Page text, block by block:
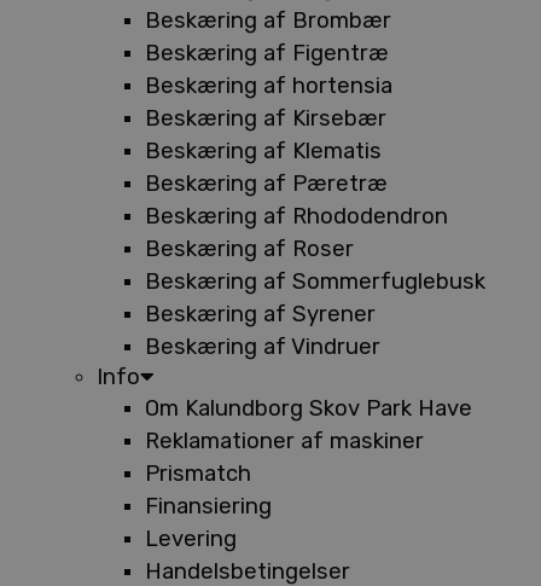
Beskæring af Brombær
Beskæring af Figentræ
Beskæring af hortensia
Beskæring af Kirsebær
Beskæring af Klematis
Beskæring af Pæretræ
Beskæring af Rhododendron
Beskæring af Roser
Beskæring af Sommerfuglebusk
Beskæring af Syrener
Beskæring af Vindruer
Info
Om Kalundborg Skov Park Have
Reklamationer af maskiner
Prismatch
Finansiering
Levering
Handelsbetingelser